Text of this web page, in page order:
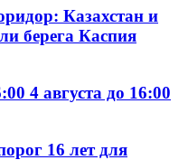
Казахстан и
берега Каспия
4 августа до 16:00
16 лет для